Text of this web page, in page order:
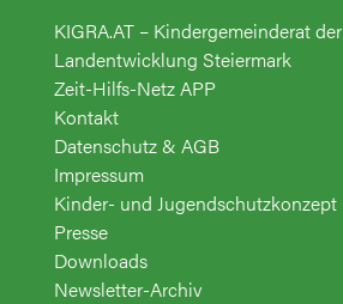
KIGRA.AT – Kindergemeinderat der
Landentwicklung Steiermark
Zeit-Hilfs-Netz APP
Kontakt
Datenschutz & AGB
Impressum
Kinder- und Jugendschutzkonzept
Presse
Downloads
Newsletter-Archiv